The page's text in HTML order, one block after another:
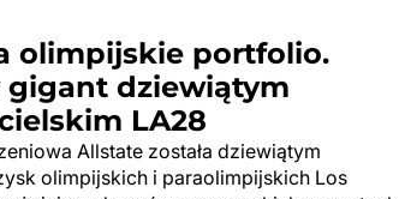
olimpijskie portfolio.
gigant dziewiątym
LA28
Allstate została dziewiątym
olimpijskich i paraolimpijskich Los